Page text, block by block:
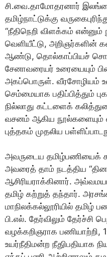
சி.வை.தாமோதரனார்
தமிழ்நாட்டுக்கு
“நீதிநெறி விளக்கம் என்னும்
வெளியீட்டு, அறிஞர்களின்
ஆண்டு, தொல்காப்பியச்
சேனாவரையர் உரையையும்
அகப்பொருள். வீரசோழியம்
செம்மையாக பதிப்பித்தும்
நில்லாது கட்டளைக்
வசனம் ஆகிய நூல்களையும்
புத்தகம் முதலிய
அவருடைய தமிழ்பணியைக்
அவரைத் தாம் நடத்திய
ஆசிரியராக்கினார்.
தமிழ் கற்றுத் தந்தார்.
மாநிலக்கல்லூரியில் தமிழ்
பி.எல். தேர்விலும் தேர்ச்சி
வழக்கறிஞராக பணியாற்றி,
உயர்நீதிமன்ற நீதுிபதியாக